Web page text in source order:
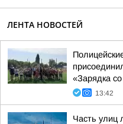
ЛЕНТА НОВОСТЕЙ
«Зарядка
13:42
Часть улиц